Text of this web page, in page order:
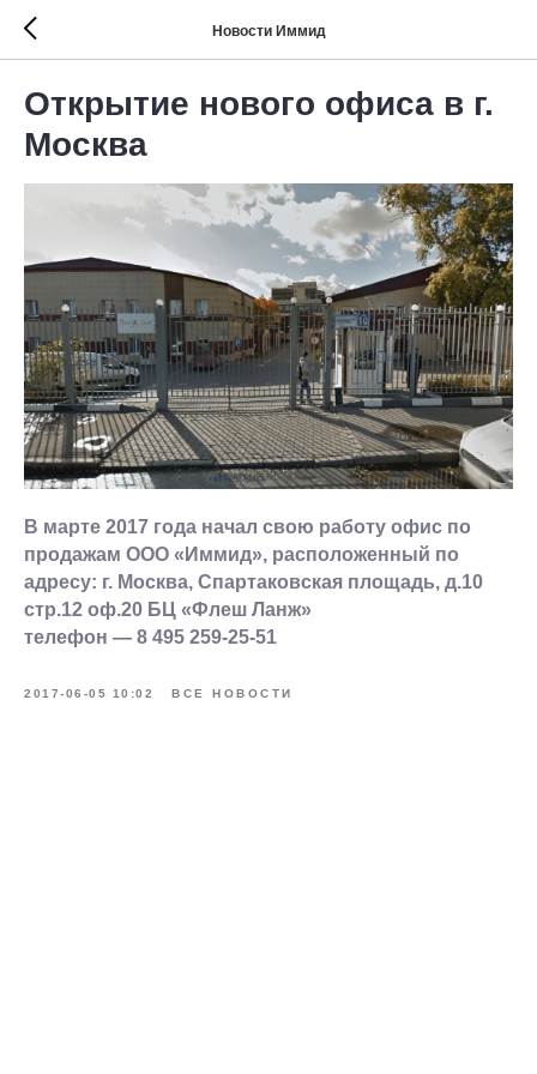
Новости Иммид
Открытие нового офиса в г.
Москва
В марте 2017 года начал свою работу офис по
продажам ООО «Иммид», расположенный по
адресу: г. Москва, Спартаковская площадь, д.10
стр.12 оф.20 БЦ «Флеш Ланж»
телефон — 8 495 259-25-51
2017-06-05 10:02 ВСЕ НОВОСТИ